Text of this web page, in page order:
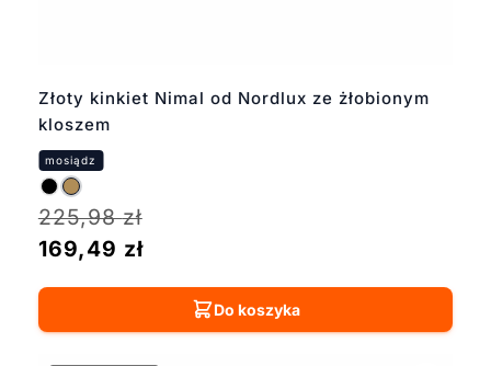
Złoty kinkiet Nimal od Nordlux ze żłobionym
kloszem
225,98zł
169,49 zł
Do koszyka